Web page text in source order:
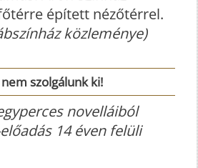
épített nézőtérrel.
közleménye)
szolgálunk ki!
novelláiból
14 éven felüli